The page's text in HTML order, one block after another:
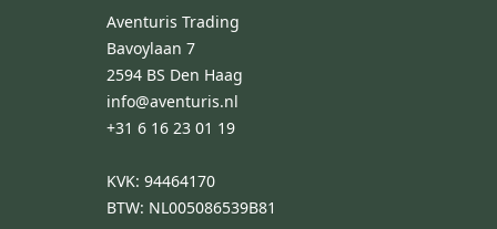
Aventuris Trading
Bavoylaan 7
2594 BS Den Haag
info@aventuris.nl
+31 6 16 23 01 19
KVK: 94464170
BTW: NL005086539B81